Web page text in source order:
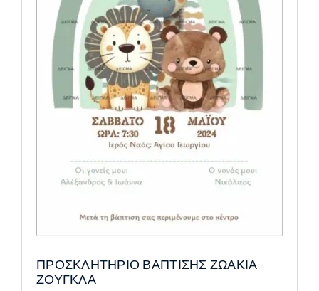
ΠΡΟΣΚΛΗΤΗΡΙΟ ΒΑΠΤΙΣΗΣ ΖΩΑΚΙΑ
ΖΟΥΓΚΛΑ